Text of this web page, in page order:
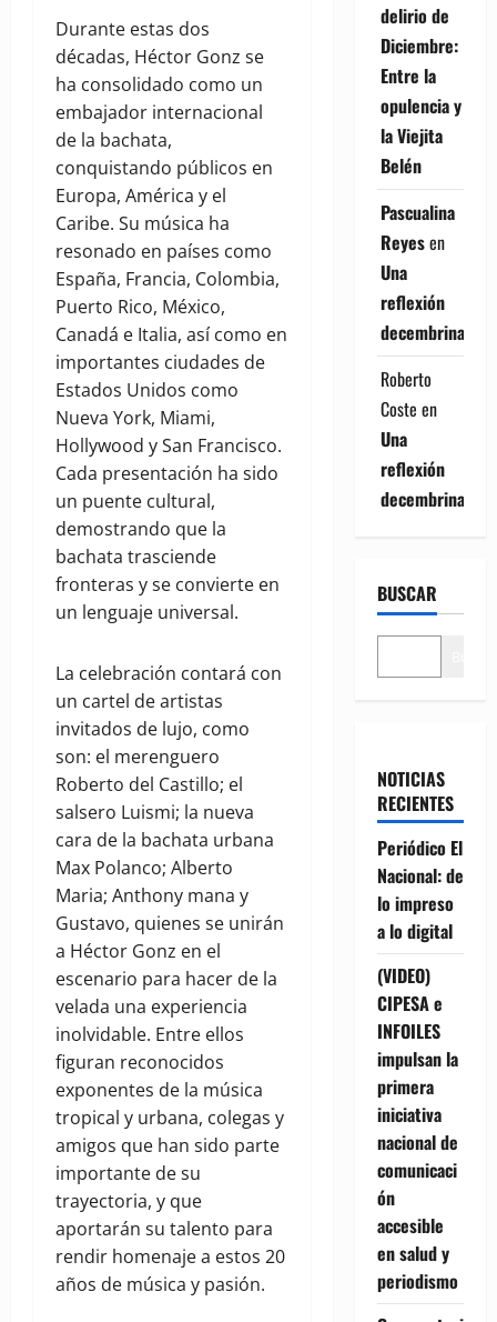
Durante estas dos
décadas, Héctor Gonz se
ha consolidado como un
embajador internacional
de la bachata,
conquistando públicos en
Europa, América y el
Caribe. Su música ha
resonado en países como
España, Francia, Colombia,
Puerto Rico, México,
Canadá e Italia, así como en
importantes ciudades de
Estados Unidos como
Nueva York, Miami,
Hollywood y San Francisco.
Cada presentación ha sido
un puente cultural,
demostrando que la
bachata trasciende
fronteras y se convierte en
un lenguaje universal.
La celebración contará con
un cartel de artistas
invitados de lujo, como
son: el merenguero
Roberto del Castillo; el
salsero Luismi; la nueva
cara de la bachata urbana
Max Polanco; Alberto
Maria; Anthony mana y
Gustavo, quienes se unirán
a Héctor Gonz en el
escenario para hacer de la
velada una experiencia
inolvidable. Entre ellos
figuran reconocidos
exponentes de la música
tropical y urbana, colegas y
amigos que han sido parte
importante de su
trayectoria, y que
aportarán su talento para
rendir homenaje a estos 20
años de música y pasión.
delirio de
Diciembre:
Entre la
opulencia y
la Viejita
Belén
Pascualina
Reyesen
Una
reflexión
decembrina
Roberto
Coste en
Una
reflexión
decembrina
BUSCAR
NOTICIAS
RECIENTES
Periódico El
Nacional: de
lo impreso
a lo digital
(VIDEO)
CIPESA e
INFOILES
impulsan la
primera
iniciativa
nacional de
comunicaci
ón
accesible
en salud y
periodismo